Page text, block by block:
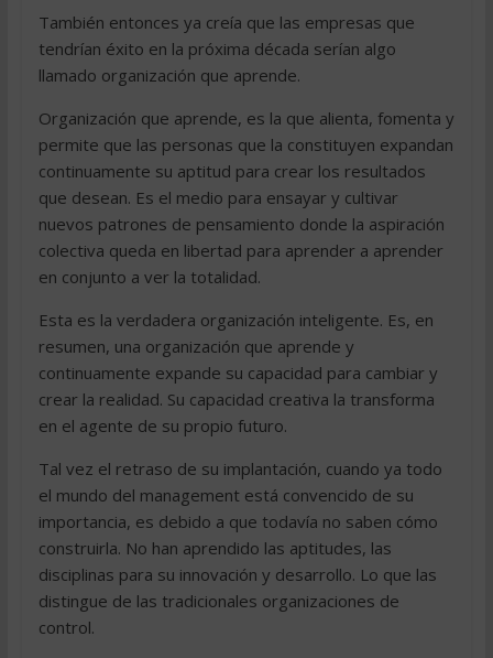
También entonces ya creía que las empresas que
tendrían éxito en la próxima década serían algo
llamado organización que aprende.
Organización que aprende, es la que alienta, fomenta y
permite que las personas que la constituyen expandan
continuamente su aptitud para crear los resultados
que desean. Es el medio para ensayar y cultivar
nuevos patrones de pensamiento donde la aspiración
colectiva queda en libertad para aprender a aprender
en conjunto a ver la totalidad.
Esta es la verdadera organización inteligente. Es, en
resumen, una organización que aprende y
continuamente expande su capacidad para cambiar y
crear la realidad. Su capacidad creativa la transforma
en el agente de su propio futuro.
Tal vez el retraso de su implantación, cuando ya todo
el mundo del management está convencido de su
importancia, es debido a que todavía no saben cómo
construirla. No han aprendido las aptitudes, las
disciplinas para su innovación y desarrollo. Lo que las
distingue de las tradicionales organizaciones de
control.